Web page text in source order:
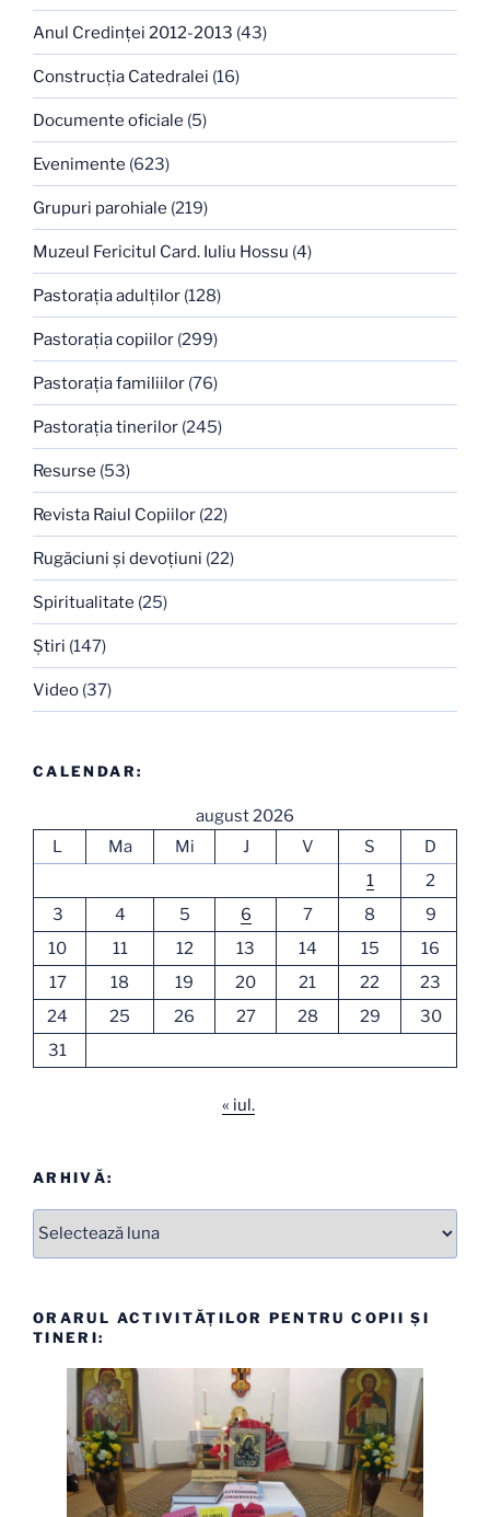
Anul Credinţei 2012-2013 (43)
Construcţia Catedralei (16)
Documente oficiale (5)
Evenimente (623)
Grupuri parohiale (219)
Muzeul Fericitul Card. Iuliu Hossu (4)
Pastoraţia adulţilor (128)
Pastoraţia copiilor (299)
Pastoraţia familiilor (76)
Pastoraţia tinerilor (245)
Resurse (53)
Revista Raiul Copiilor (22)
Rugăciuni şi devoţiuni (22)
Spiritualitate (25)
Ştiri (147)
Video (37)
CALENDAR:
august 2026
L
Ma Mi J V S
D
1
2
3
4 5 6 7 8
9
10
11 12 13 14 15
16
17
18 19 20 21 22
23
24
25 26 27 28 29
30
31
« iul.
ARHIVĂ:
Arhive
ORARUL ACTIVITĂȚILOR PENTRU COPII ȘI
TINERI: